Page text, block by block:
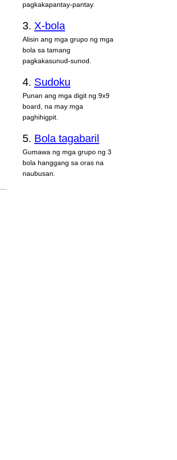
pagkakapantay-pantay.
3. X-bola
Alisin ang mga grupo ng mga
bola sa tamang
pagkakasunud-sunod.
4. Sudoku
Punan ang mga digit ng 9x9
board, na may mga
paghihigpit.
5. Bola tagabaril
Gumawa ng mga grupo ng 3
bola hanggang sa oras na
naubusan.